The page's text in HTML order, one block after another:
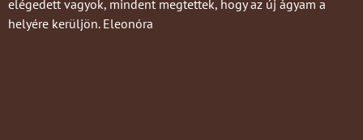
elégedett vagyok, mindent megtettek, hogy az új ágyam a
helyére kerüljön. Eleonóra